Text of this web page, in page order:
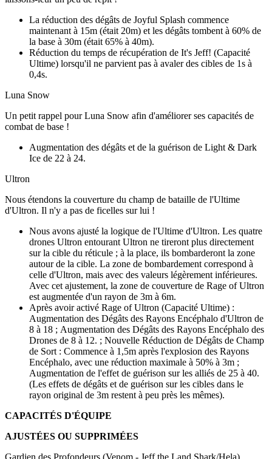
La réduction des dégâts de Joyful Splash commence
maintenant à 15m (était 20m) et les dégâts tombent à 60% de
la base à 30m (était 65% à 40m).
Réduction du temps de récupération de It's Jeff! (Capacité
Ultime) lorsqu'il ne parvient pas à avaler des cibles de 1s à
0,4s.
Luna Snow
Un petit rappel pour Luna Snow afin d'améliorer ses capacités de
combat de base !
Augmentation des dégâts et de la guérison de Light & Dark
Ice de 22 à 24.
Ultron
Nous étendons la couverture du champ de bataille de l'Ultime
d'Ultron. Il n'y a pas de ficelles sur lui !
Nous avons ajusté la logique de l'Ultime d'Ultron. Les quatre
drones Ultron entourant Ultron ne tireront plus directement
sur la cible du réticule ; à la place, ils bombarderont la zone
autour de la cible. La zone de bombardement correspond à
celle d'Ultron, mais avec des valeurs légèrement inférieures.
Avec cet ajustement, la zone de couverture de Rage of Ultron
est augmentée d'un rayon de 3m à 6m.
Après avoir activé Rage of Ultron (Capacité Ultime) :
Augmentation des Dégâts des Rayons Encéphalo d'Ultron de
8 à 18 ; Augmentation des Dégâts des Rayons Encéphalo des
Drones de 8 à 12. ; Nouvelle Réduction de Dégâts de Champ
de Sort : Commence à 1,5m après l'explosion des Rayons
Encéphalo, avec une réduction maximale à 50% à 3m ;
Augmentation de l'effet de guérison sur les alliés de 25 à 40.
(Les effets de dégâts et de guérison sur les cibles dans le
rayon original de 3m restent à peu près les mêmes).
CAPACITÉS D'ÉQUIPE
AJUSTÉES OU SUPPRIMÉES
Gardien des Profondeurs (Venom - Jeff the Land Shark/Hela)